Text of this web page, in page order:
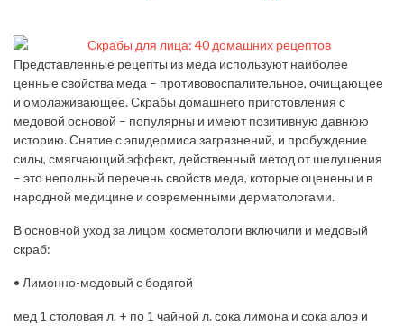
Представленные рецепты из меда используют наиболее
ценные свойства меда – противовоспалительное, очищающее
и омолаживающее. Скрабы домашнего приготовления с
медовой основой – популярны и имеют позитивную давнюю
историю. Снятие с эпидермиса загрязнений, и пробуждение
силы, смягчающий эффект, действенный метод от шелушения
– это неполный перечень свойств меда, которые оценены и в
народной медицине и современными дерматологами.
В основной уход за лицом косметологи включили и медовый
скраб:
• Лимонно-медовый с бодягой
мед 1 столовая л. + по 1 чайной л. сока лимона и сока алоэ и